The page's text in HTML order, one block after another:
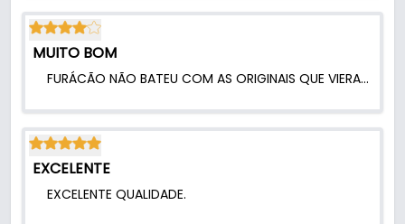
MUITO BOM
FURÁCÃO NÃO BATEU COM AS ORIGINAIS QUE VIERAM NO VOVEL. E É A MESMA MARCA.
EXCELENTE
EXCELENTE QUALIDADE.